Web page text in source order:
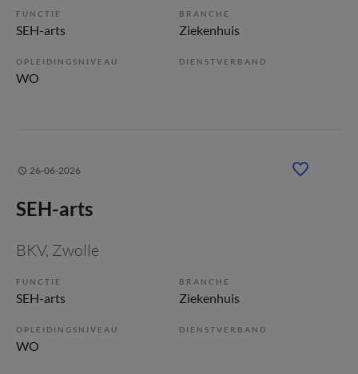
FUNCTIE
SEH-arts
BRANCHE
Ziekenhuis
OPLEIDINGSNIVEAU
WO
DIENSTVERBAND
26-06-2026
SEH-arts
BKV, Zwolle
FUNCTIE
SEH-arts
BRANCHE
Ziekenhuis
OPLEIDINGSNIVEAU
WO
DIENSTVERBAND